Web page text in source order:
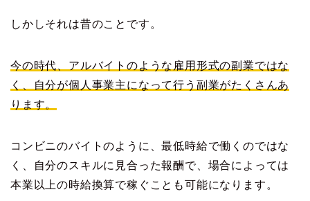
しかしそれは昔のことです。
今の時代、アルバイトのような雇用形式の副業ではな
く、自分が個人事業主になって行う副業がたくさんあ
ります。
コンビニのバイトのように、最低時給で働くのではな
く、自分のスキルに見合った報酬で、場合によっては
本業以上の時給換算で稼ぐことも可能になります。